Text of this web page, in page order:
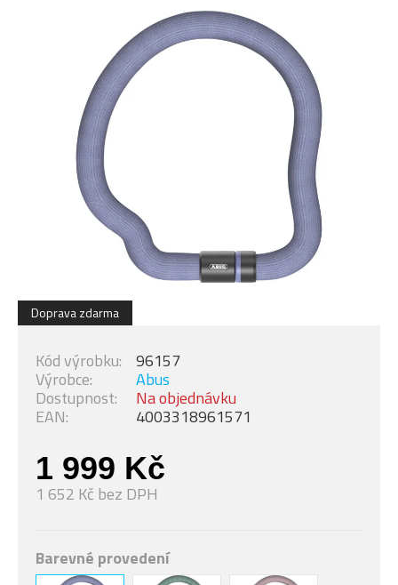
Doprava zdarma
1 999 Kč
1 652 Kč bez DPH
Dostupnost: Na objednávku
Výrobce: Abus
Kód výrobku: 96157
EAN: 4003318961571
Barevné provedení